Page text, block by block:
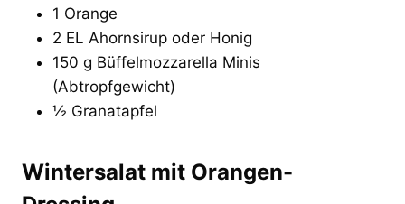
1 Orange
2 EL Ahornsirup oder Honig
150 g Büffelmozzarella Minis
(Abtropfgewicht)
½ Granatapfel
Wintersalat mit Orangen-